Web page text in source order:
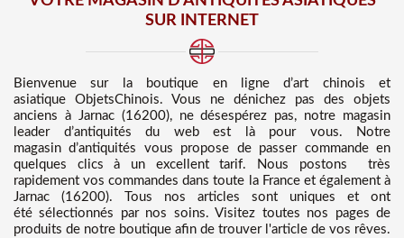
SUR INTERNET
Bienvenue sur
la boutique en ligne d’art chinois et
asiatique ObjetsChinois. Vous ne dénichez pas des objets
anciens à Jarnac (16200), ne désespérez pas, notre magasin
leader d’antiquités du web est là pour vous. Notre
magasin d’antiquités vous propose de passer commande en
quelques clics à un excellent tarif. Nous postons très
rapidement vos commandes dans toute la France et également à
Jarnac (16200). Tous nos articles sont uniques et ont
été sélectionnés par nos soins. Visitez toutes nos pages de
produits de notre boutique afin de trouver l'article de vos rêves.